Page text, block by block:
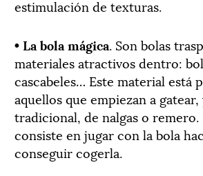
estimulación de texturas.
• La bola mágica. Son bolas
materiales atractivos dentro:
cascabeles… Este material está
aquellos que empiezan a gatear,
tradicional, de nalgas o remero.
consiste en jugar con la bola
conseguir cogerla.